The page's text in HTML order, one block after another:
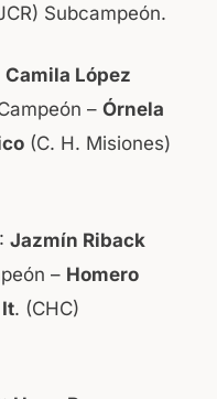
Subcampeón.
Camila López
– Órnela
(C. H. Misiones)
Jazmín Riback
– Homero
. (CHC)